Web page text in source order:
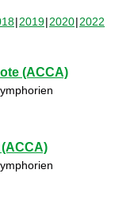
2019 2020 2022
(ACCA)